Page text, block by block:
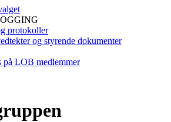
protokoller
og styrende dokumenter
på LOB medlemmer